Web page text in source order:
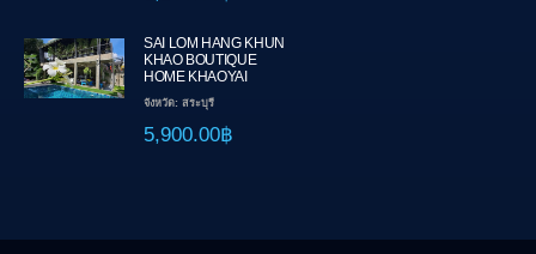
SAI LOM HANG KHUN
KHAO BOUTIQUE
HOME KHAOYAI
จังหวัด: สระบุรี
5,900.00฿